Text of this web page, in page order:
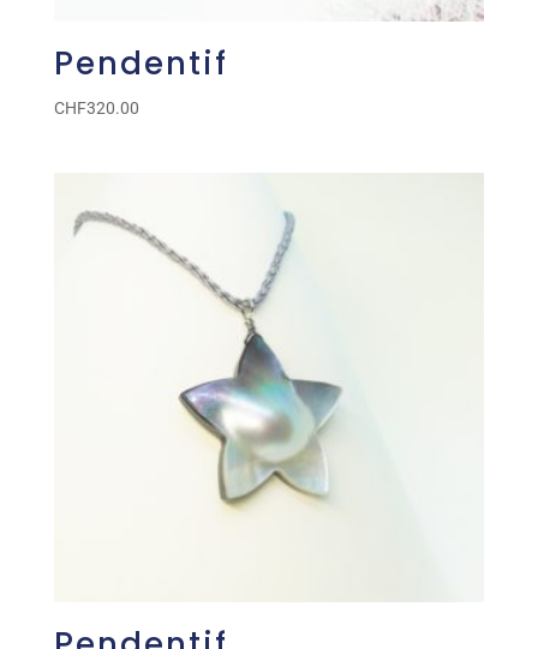
Pendentif
CHF320.00